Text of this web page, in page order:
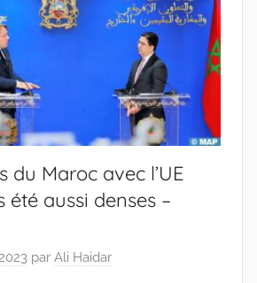
du Maroc avec l’UE
été aussi denses –
par Ali Haidar